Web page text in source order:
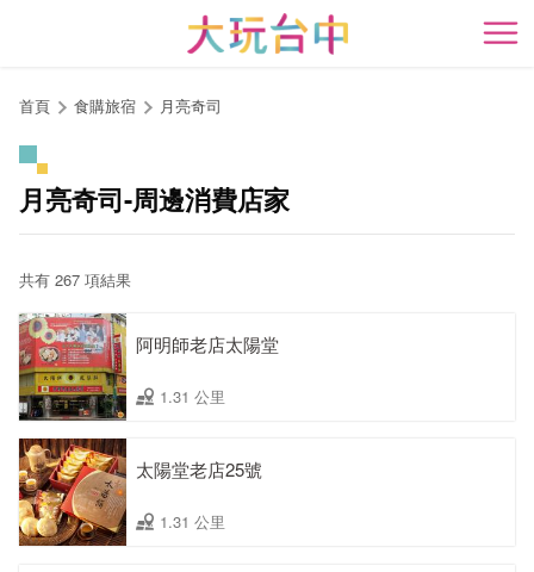
開
首頁 食購旅宿 月亮奇司
月亮奇司-周邊消費店家
共有 267 項結果
阿明師老店太陽堂
1.31 公里
太陽堂老店25號
1.31 公里